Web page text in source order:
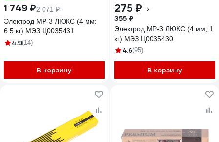
1 749 ₽2 071 ₽
Электрод МР-3 ЛЮКС (4 мм;
6.5 кг) МЭЗ Ц0035431
4.9(14)
В корзину
275 ₽
355 ₽
Электрод МР-3 ЛЮКС (4 мм; 1
кг) МЭЗ Ц0035430
4.6(95)
В корзину